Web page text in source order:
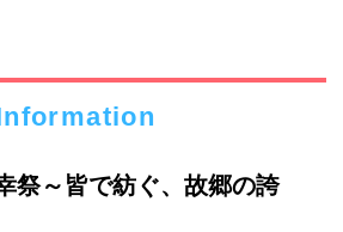
祭～皆で紡ぐ、故郷の誇